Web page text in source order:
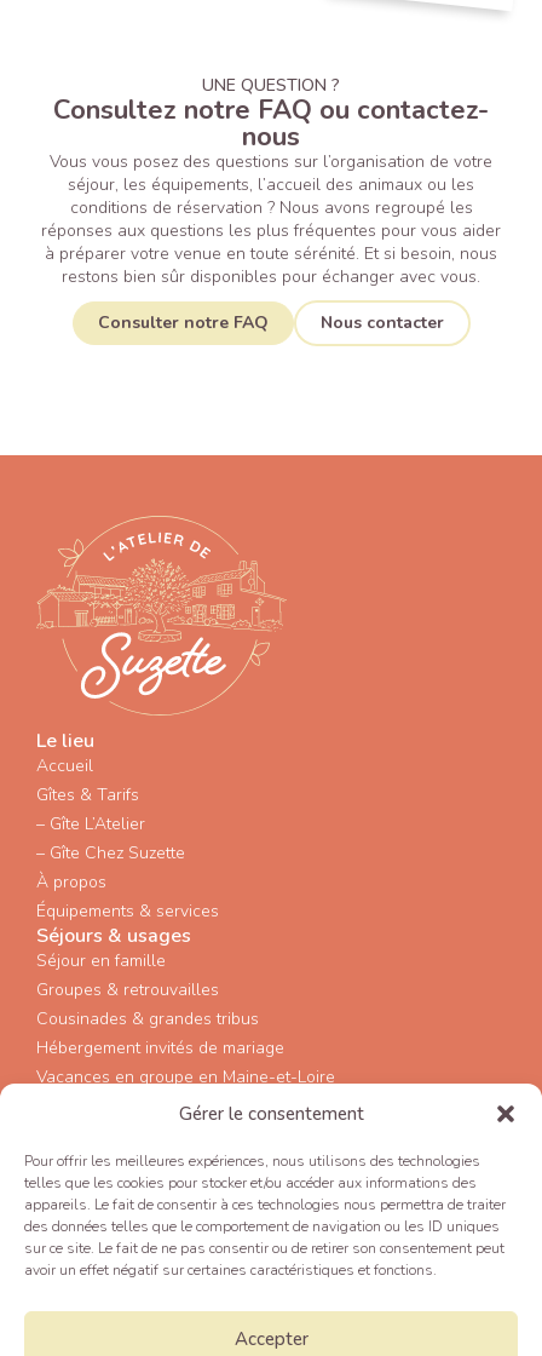
Gérer le consentement
Pour offrir les meilleures expériences, nous utilisons des technologies
telles que les cookies pour stocker et/ou accéder aux informations des
appareils. Le fait de consentir à ces technologies nous permettra de traiter
des données telles que le comportement de navigation ou les ID uniques
sur ce site. Le fait de ne pas consentir ou de retirer son consentement peut
avoir un effet négatif sur certaines caractéristiques et fonctions.
Accepter
UNE QUESTION ?
Consultez notre FAQ ou contactez-
nous
Vous vous posez des questions sur l’organisation de votre
séjour, les équipements, l’accueil des animaux ou les
conditions de réservation ? Nous avons regroupé les
réponses aux questions les plus fréquentes pour vous aider
à préparer votre venue en toute sérénité. Et si besoin, nous
restons bien sûr disponibles pour échanger avec vous.
Consulter notre FAQ
Nous contacter
Le lieu
Accueil
Gîtes & Tarifs
– Gîte L’Atelier
– Gîte Chez Suzette
À propos
Équipements & services
Séjours & usages
Séjour en famille
Groupes & retrouvailles
Cousinades & grandes tribus
Hébergement invités de mariage
Vacances en groupe en Maine-et-Loire
Activités aux alentours
FAQ
Contact
Réserver
Contact
06 31 47 95 39
MONTREVAULT SUR EVRE